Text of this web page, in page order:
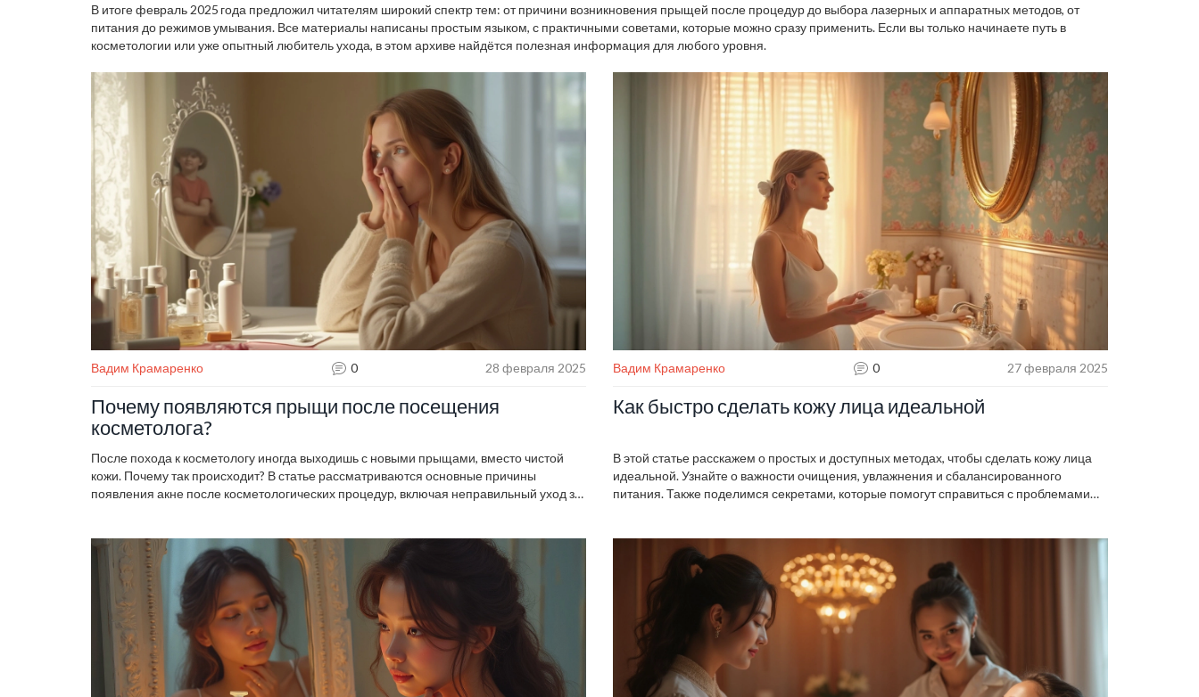
В итоге февраль 2025 года предложил читателям широкий спектр тем: от причини возникновения прыщей после процедур до выбора лазерных и аппаратных методов, от
питания до режимов умывания. Все материалы написаны простым языком, с практичными советами, которые можно сразу применить. Если вы только начинаете путь в
косметологии или уже опытный любитель ухода, в этом архиве найдётся полезная информация для любого уровня.
Вадим Крамаренко 0 28 февраля 2025
Почему появляются прыщи после посещения
косметолога?
После похода к косметологу иногда выходишь с новыми прыщами, вместо чистой
кожи. Почему так происходит? В статье рассматриваются основные причины
появления акне после косметологических процедур, включая неправильный уход за
Вадим Крамаренко 0 27 февраля 2025
Как быстро сделать кожу лица идеальной
В этой статье расскажем о простых и доступных методах, чтобы сделать кожу лица
идеальной. Узнайте о важности очищения, увлажнения и сбалансированного
питания. Также поделимся секретами, которые помогут справиться с проблемами